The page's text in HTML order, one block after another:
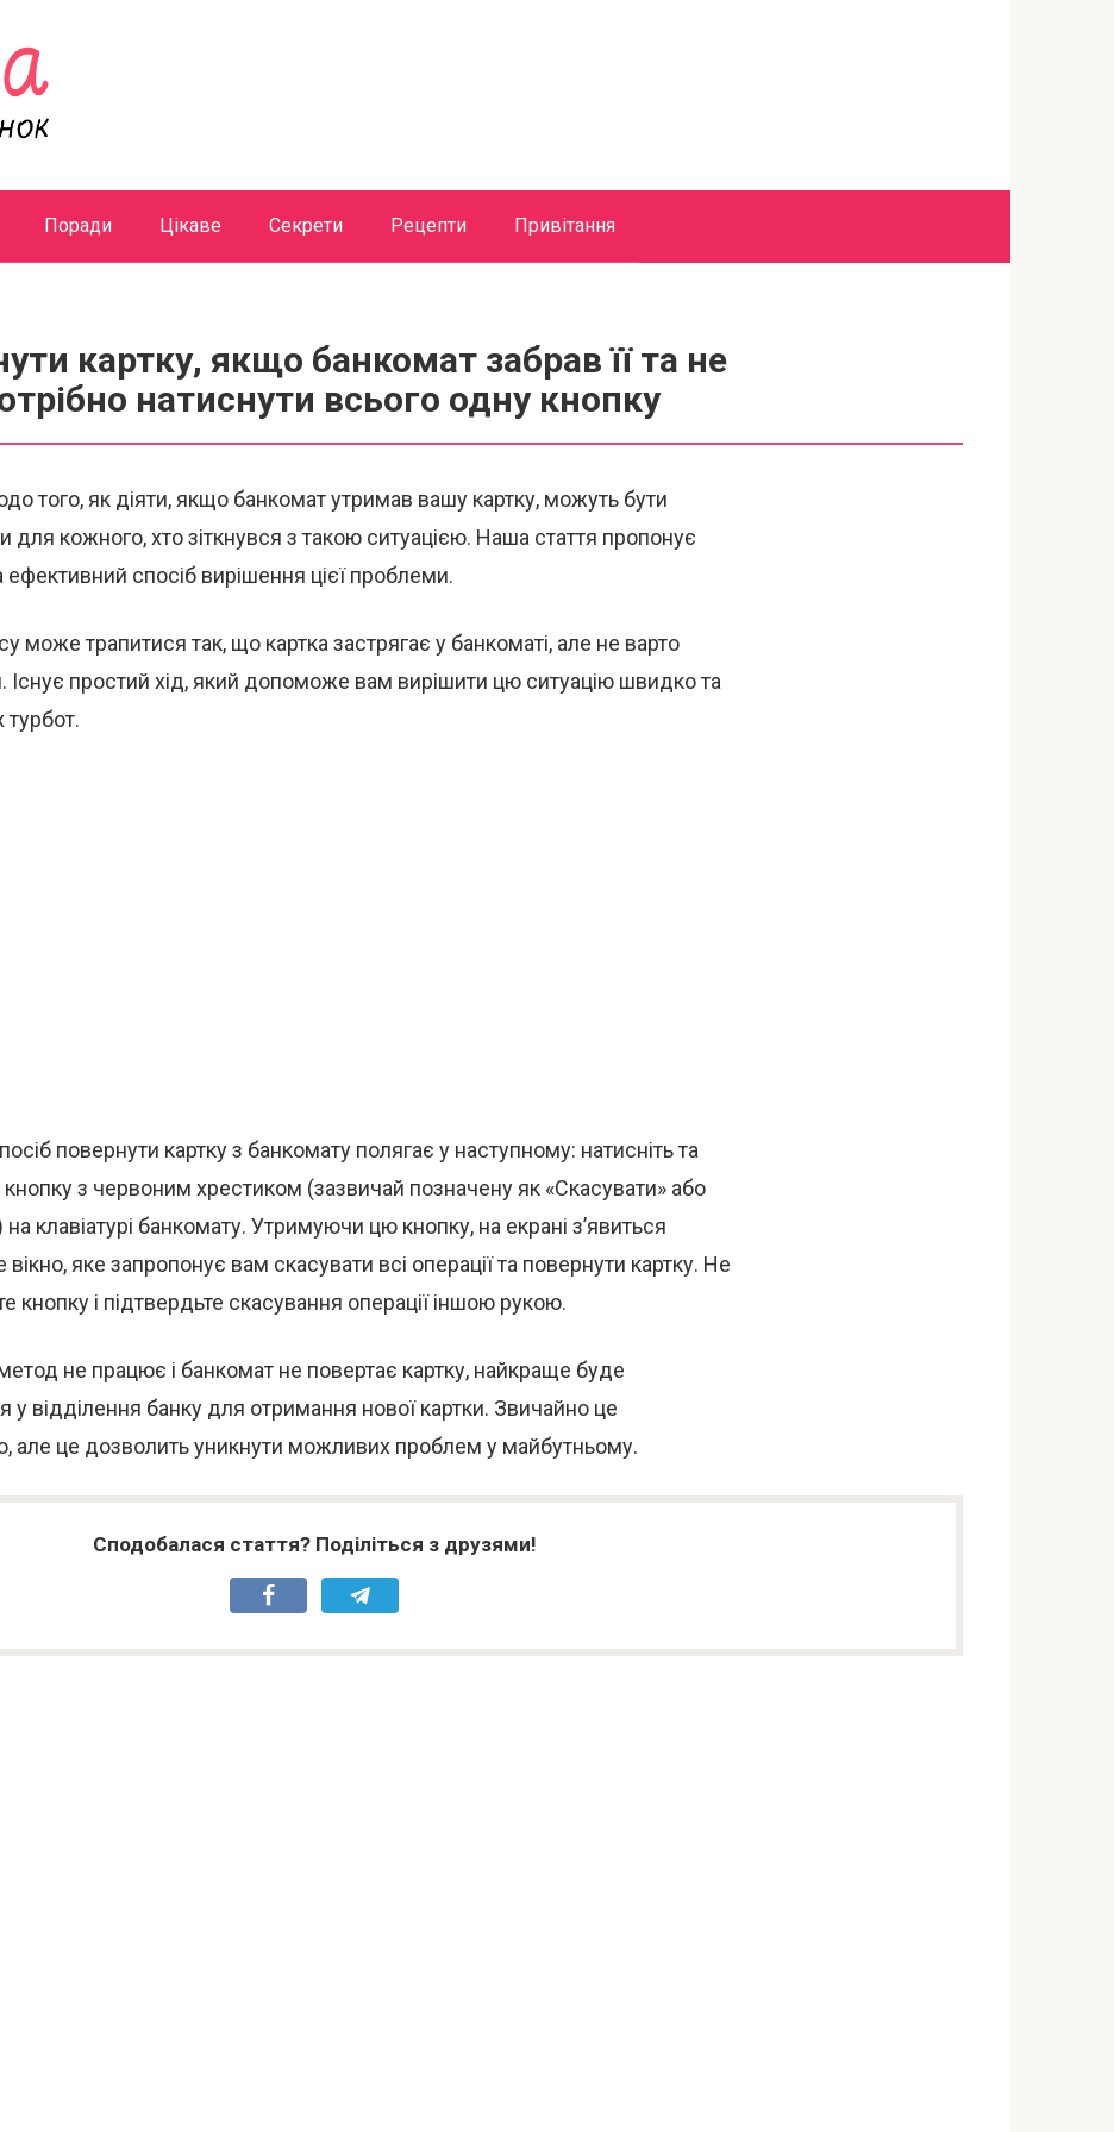
Поради Цікаве Секрети Рецепти Привітання
картку, якщо банкомат забрав її та не
натиснути всього одну кнопку
того, як діяти, якщо банкомат утримав вашу картку, можуть бути
для кожного, хто зіткнувся з такою ситуацією. Наша стаття пропонує
ефективний спосіб вирішення цієї проблеми.
може трапитися так, що картка застрягає у банкоматі, але не варто
Існує простий хід, який допоможе вам вирішити цю ситуацію швидко та
турбот.
повернути картку з банкомату полягає у наступному: натисніть та
з червоним хрестиком (зазвичай позначену як «Скасувати» або
на клавіатурі банкомату. Утримуючи цю кнопку, на екрані з’явиться
вікно, яке запропонує вам скасувати всі операції та повернути картку. Не
кнопку і підтвердьте скасування операції іншою рукою.
не працює і банкомат не повертає картку, найкраще буде
у відділення банку для отримання нової картки. Звичайно це
але це дозволить уникнути можливих проблем у майбутньому.
Сподобалася стаття? Поділіться з друзями!